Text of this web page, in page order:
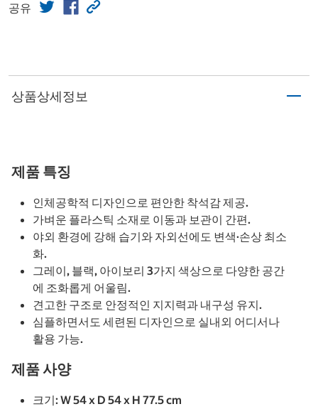
공유
상품상세정보
제품 특징
인체공학적 디자인으로 편안한 착석감 제공.
가벼운 플라스틱 소재로 이동과 보관이 간편.
야외 환경에 강해 습기와 자외선에도 변색·손상 최소
화.
그레이, 블랙, 아이보리 3가지 색상으로 다양한 공간
에 조화롭게 어울림.
견고한 구조로 안정적인 지지력과 내구성 유지.
심플하면서도 세련된 디자인으로 실내외 어디서나
활용 가능.
제품 사양
크기: W 54 x D 54 x H 77.5 cm